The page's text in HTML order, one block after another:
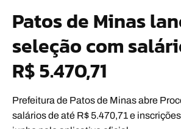
Patos de Minas
seleção com
R$ 5.470,71
Prefeitura de Patos de Minas abre
salários de até R$ 5.470,71 e